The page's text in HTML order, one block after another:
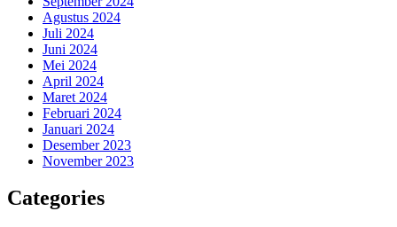
Agustus 2024
Juli 2024
Juni 2024
Mei 2024
April 2024
Maret 2024
Februari 2024
Januari 2024
Desember 2023
November 2023
Categories